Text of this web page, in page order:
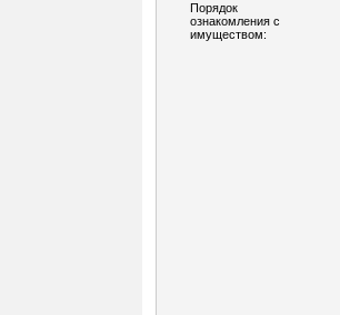
Порядок
ознакомления с
имуществом: